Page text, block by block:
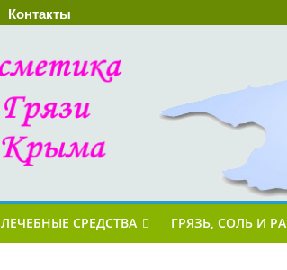
Контакты
ЛЕЧЕБНЫЕ СРЕДСТВА ГРЯЗЬ, СОЛЬ И